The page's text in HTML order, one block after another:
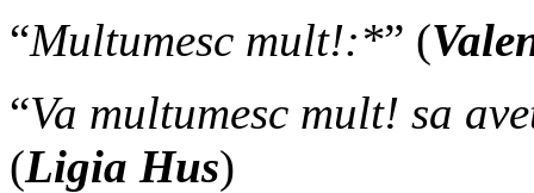
“Multumesc mult!:*” (
“Va multumesc mult! sa
(Ligia Hus)